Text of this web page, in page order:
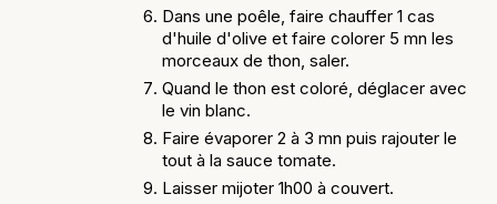
Dans une poêle, faire chauffer 1 cas
d'huile d'olive et faire colorer 5 mn les
morceaux de thon, saler.
Quand le thon est coloré, déglacer avec
le vin blanc.
Faire évaporer 2 à 3 mn puis rajouter le
tout à la sauce tomate.
Laisser mijoter 1h00 à couvert.